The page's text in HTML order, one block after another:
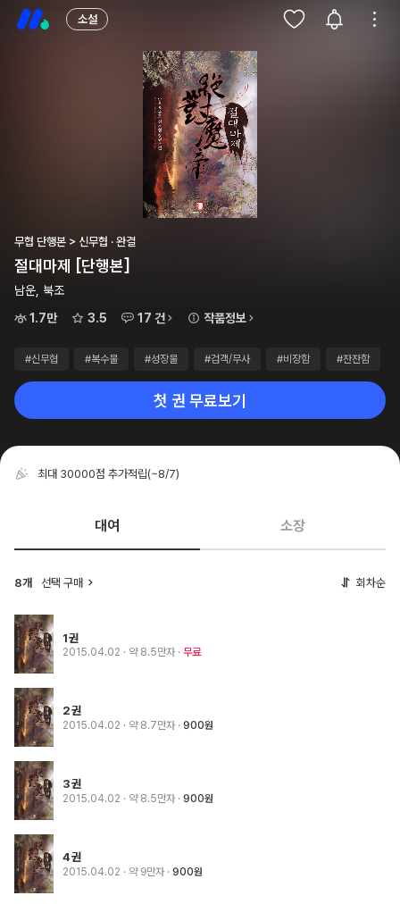
소설
무협 단행본 > 신무협 · 완결
절대마제 [단행본]
남운, 북조
1.7만
3.5 17 건 작품정보
#신무협 #복수물 #성장물 #검객/무사 #비장함 #잔잔함
첫 권 무료보기
최대 30000점 추가적립(~8/7)
대여 소장
8개 선택 구매 회차순
1권
2015.04.02 · 약 8.5만자 무료
2권
2015.04.02 · 약 8.7만자 900원
3권
2015.04.02 · 약 8.5만자 900원
4권
2015.04.02 · 약 9만자 900원